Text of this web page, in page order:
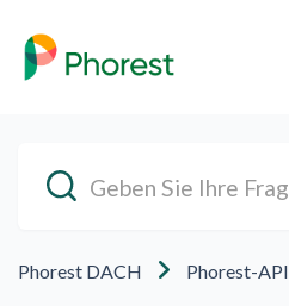
Phorest DACH Phorest-API